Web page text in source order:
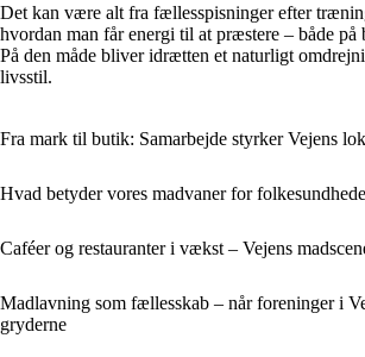
Det kan være alt fra fællesspisninger efter
hvordan man får energi til at præstere – både på
På den måde bliver idrætten et naturligt
livsstil.
Fra mark til butik: Samarbejde styrker Vejens
Hvad betyder vores madvaner for
Caféer og restauranter i vækst – Vejens
Madlavning som fællesskab – når foreninger i
gryderne